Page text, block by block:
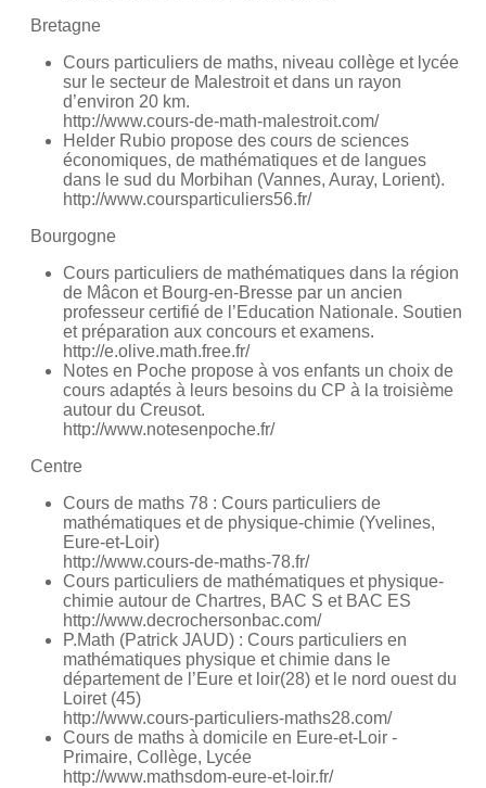
Bretagne
Cours particuliers de maths, niveau collège et lycée
sur le secteur de Malestroit et dans un rayon
d’environ 20 km.
http://www.cours-de-math-malestroit.com/
Helder Rubio propose des cours de sciences
économiques, de mathématiques et de langues
dans le sud du Morbihan (Vannes, Auray, Lorient).
http://www.coursparticuliers56.fr/
Bourgogne
Cours particuliers de mathématiques dans la région
de Mâcon et Bourg-en-Bresse par un ancien
professeur certifié de l’Education Nationale. Soutien
et préparation aux concours et examens.
http://e.olive.math.free.fr/
Notes en Poche propose à vos enfants un choix de
cours adaptés à leurs besoins du CP à la troisième
autour du Creusot.
http://www.notesenpoche.fr/
Centre
Cours de maths 78 : Cours particuliers de
mathématiques et de physique-chimie (Yvelines,
Eure-et-Loir)
http://www.cours-de-maths-78.fr/
Cours particuliers de mathématiques et physique-
chimie autour de Chartres, BAC S et BAC ES
http://www.decrochersonbac.com/
P.Math (Patrick JAUD) : Cours particuliers en
mathématiques physique et chimie dans le
département de l’Eure et loir(28) et le nord ouest du
Loiret (45)
http://www.cours-particuliers-maths28.com/
Cours de maths à domicile en Eure-et-Loir -
Primaire, Collège, Lycée
http://www.mathsdom-eure-et-loir.fr/